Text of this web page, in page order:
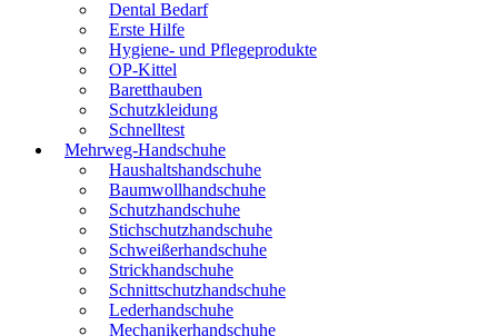
Dental Bedarf
Erste Hilfe
Hygiene- und Pflegeprodukte
OP-Kittel
Baretthauben
Schutzkleidung
Schnelltest
Mehrweg-Handschuhe
Haushaltshandschuhe
Baumwollhandschuhe
Schutzhandschuhe
Stichschutzhandschuhe
Schweißerhandschuhe
Strickhandschuhe
Schnittschutzhandschuhe
Lederhandschuhe
Mechanikerhandschuhe